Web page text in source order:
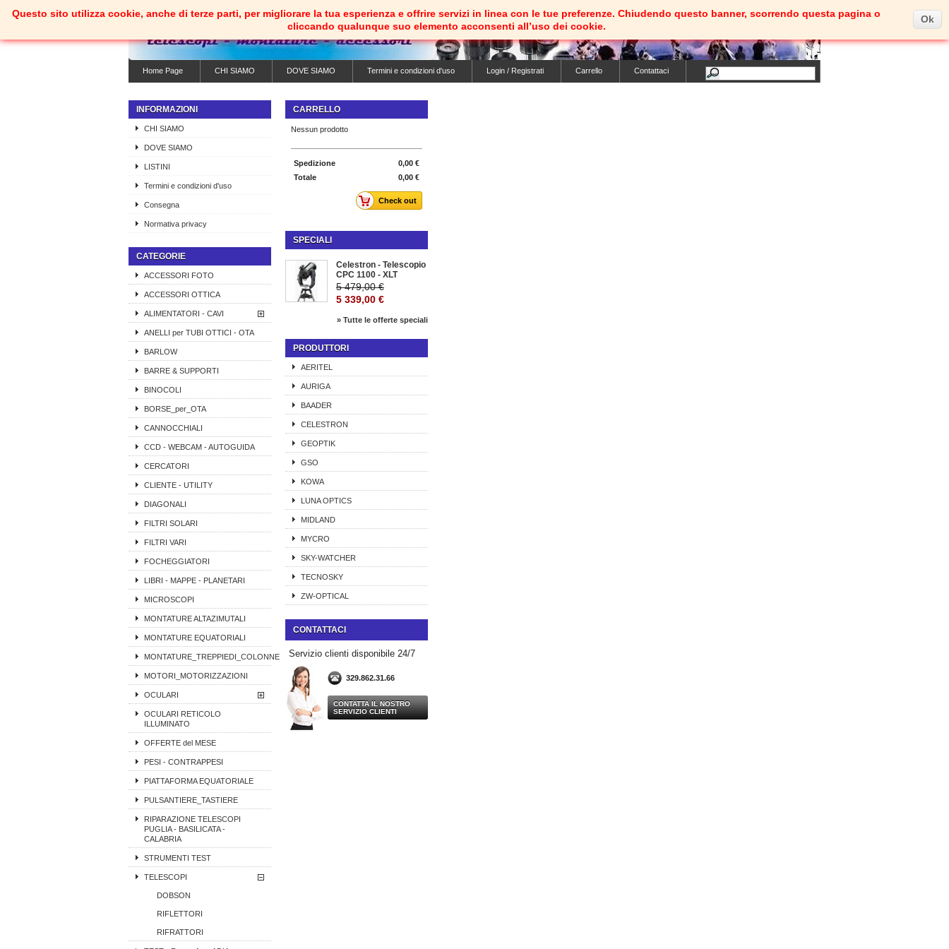
(vuoto)
Benvenuti Entra
Home Page CHI SIAMO DOVE SIAMO Termini e condizioni d'uso Login / Registrati Carrello Contattaci
INFORMAZIONI
CHI SIAMO
DOVE SIAMO
LISTINI
Termini e condizioni d'uso
Consegna
Normativa privacy
CATEGORIE
ACCESSORI FOTO
ACCESSORI OTTICA
ALIMENTATORI - CAVI
ANELLI per TUBI OTTICI - OTA
BARLOW
BARRE & SUPPORTI
BINOCOLI
BORSE_per_OTA
CANNOCCHIALI
CCD - WEBCAM - AUTOGUIDA
CERCATORI
CLIENTE - UTILITY
DIAGONALI
FILTRI SOLARI
FILTRI VARI
FOCHEGGIATORI
LIBRI - MAPPE - PLANETARI
MICROSCOPI
MONTATURE ALTAZIMUTALI
MONTATURE EQUATORIALI
MONTATURE_TREPPIEDI_COLONNE
MOTORI_MOTORIZZAZIONI
OCULARI
OCULARI RETICOLO
ILLUMINATO
OFFERTE del MESE
PESI - CONTRAPPESI
PIATTAFORMA EQUATORIALE
PULSANTIERE_TASTIERE
RIPARAZIONE TELESCOPI
PUGLIA - BASILICATA -
CALABRIA
STRUMENTI TEST
TELESCOPI
DOBSON
RIFLETTORI
RIFRATTORI
CARRELLO
Nessun prodotto
0,00 €
Spedizione
0,00 €
Totale
Check out
SPECIALI
Celestron - Telescopio
CPC 1100 - XLT
5 479,00 €
5 339,00 €
» Tutte le offerte speciali
PRODUTTORI
AERITEL
AURIGA
BAADER
CELESTRON
GEOPTIK
GSO
KOWA
LUNA OPTICS
MIDLAND
MYCRO
SKY-WATCHER
TECNOSKY
ZW-OPTICAL
CONTATTACI
Servizio clienti disponibile 24/7
329.862.31.66
CONTATTA IL NOSTRO
SERVIZIO CLIENTI
Questo sito utilizza cookie, anche di terze parti, per migliorare la tua esperienza e offrire servizi in linea con le tue preferenze. Chiudendo questo banner, scorrendo questa pagina o
cliccando qualunque suo elemento acconsenti all’uso dei cookie.
Ok